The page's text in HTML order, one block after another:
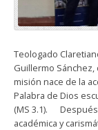
Teologado
Guillermo Sánchez,
misión nace de la
Palabra de Dios
(MS 3.1). Después
académica y